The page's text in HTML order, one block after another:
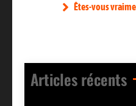
Êtes-vous
Articles récents​